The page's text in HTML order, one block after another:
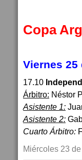
Copa
Viernes 25
17.10
Árbitro: Néstor
Asistente 1:
Asistente 2:
Cuarto Árbitro:
Miércoles 23